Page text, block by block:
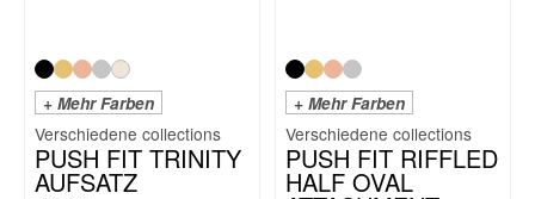
+ Mehr Farben
PUSH FIT TRINITY
AUFSATZ
+ Mehr Farben
PUSH FIT RIFFLED
HALF OVAL